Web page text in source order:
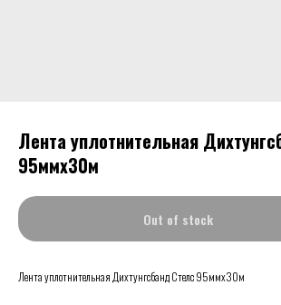
Лента уплотнительная
95ммх30м
Out of stock
Лента уплотнительная Дихтунгсбанд Стелс 95ммх30м